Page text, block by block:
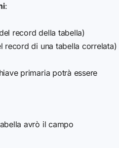
:
record della tabella)
record di una tabella correlata)
primaria potrà essere
avrò il campo